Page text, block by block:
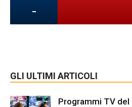
-
GLI ULTIMI ARTICOLI
Programmi TV